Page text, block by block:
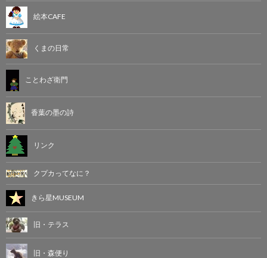
絵本CAFE
くまの日常
ことわざ衛門
香葉の墨の詩
リンク
クプカってなに？
きら星MUSEUM
旧・テラス
旧・森便り